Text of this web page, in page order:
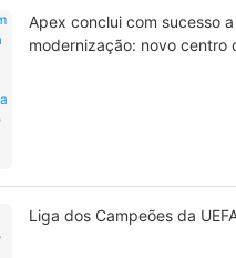
Apex conclui com sucesso
modernização: novo centro
Liga dos Campeões da